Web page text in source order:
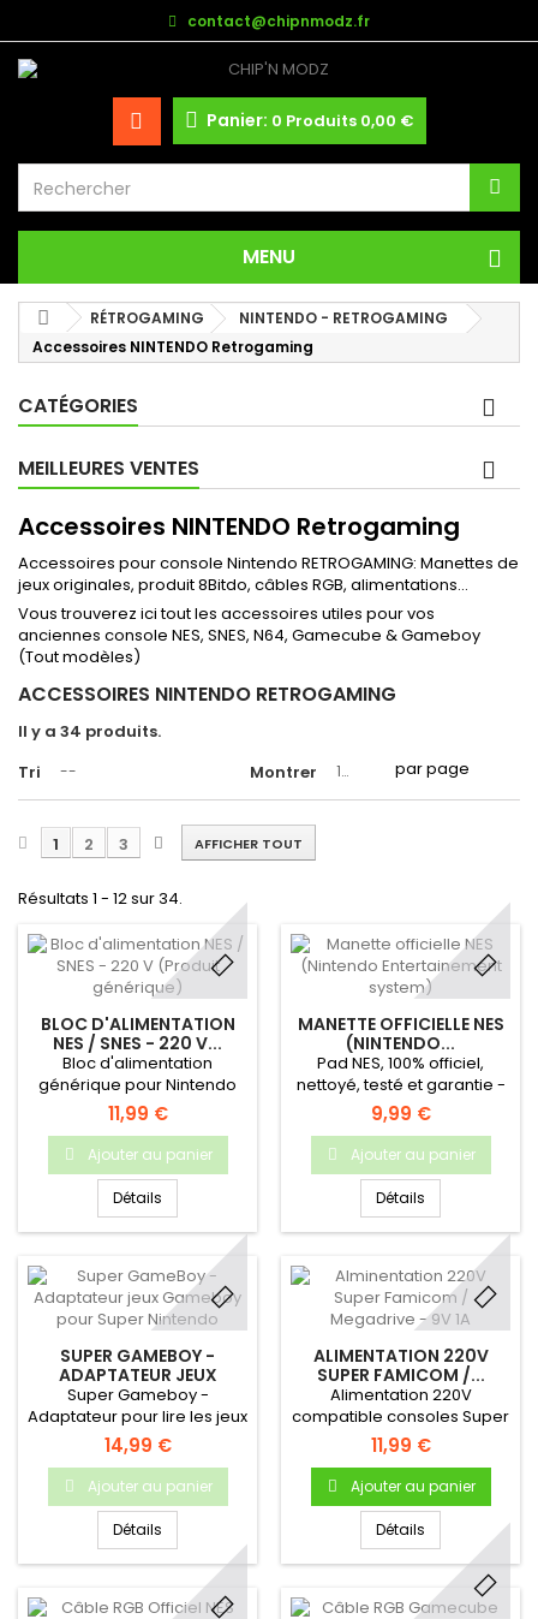
contact@chipnmodz.fr
Panier: 0 Produits 0,00 €
MENU
RÉTROGAMING
NINTENDO - RETROGAMING
Accessoires NINTENDO Retrogaming
CATÉGORIES
MEILLEURES VENTES
Accessoires NINTENDO Retrogaming
Accessoires pour console Nintendo RETROGAMING: Manettes de
jeux originales, produit 8Bitdo, câbles RGB, alimentations...
Vous trouverez ici tout les accessoires utiles pour vos
anciennes console NES, SNES, N64, Gamecube & Gameboy
(Tout modèles)
ACCESSOIRES NINTENDO RETROGAMING
Il y a 34 produits.
Tri
-- Montrer 12 par page
AFFICHER TOUT
1 2 3
Résultats 1 - 12 sur 34.
BLOC D'ALIMENTATION
NES / SNES - 220 V...
Bloc d'alimentation
générique pour Nintendo
NES & Super
NintendoCompatible avec
toutes les NES et SNES
Européennes Modèle 220V,
prise Française Produit
neuf, non officiel Garantie 1
an
11,99 €
Ajouter au panier
Détails
MANETTE OFFICIELLE NES
(NINTENDO...
Pad NES, 100% officiel,
nettoyé, testé et garantie -
Manette de jeu pour
Nintendo Entertainement
System.
9,99 €
Ajouter au panier
Détails
SUPER GAMEBOY -
ADAPTATEUR JEUX
GAMEBOY...
Super Gameboy -
Adaptateur pour lire les jeux
Gameboy sur Super
Nintendo
14,99 €
Ajouter au panier
Détails
ALIMENTATION 220V
SUPER FAMICOM /...
Alimentation 220V
compatible consoles Super
Famicom, Megadrive &
Gamegear - Produit neuf
11,99 €
Ajouter au panier
Détails